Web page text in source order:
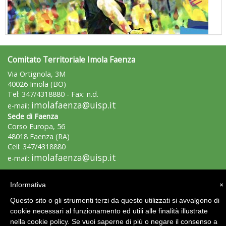
"Superare gli ostacoli": la relazione di Tiziano Pesce al CN Uisp
Luglio 2026: "Pensando con i piedi, si possono fare le
rivoluzioni"
Comitato Territoriale Imola Faenza
Via Ortignola, 3M
40026 Imola (BO)
Tel: 347/4318880 - Fax: n.d.
e-mail: imolafaenza@uisp.it
Sede di Faenza
Corso Europa, 56
48018 Faenza (RA)
Cell: 347/4318880
e-mail: imolafaenza@uisp.it
Area Riservata 2.0
×
Informativa
Questo sito o gli strumenti terzi da questo utilizzati si avvalgono di
cookie necessari al funzionamento ed utili alle finalità illustrate
nella cookie policy. Se vuoi saperne di più o negare il consenso a